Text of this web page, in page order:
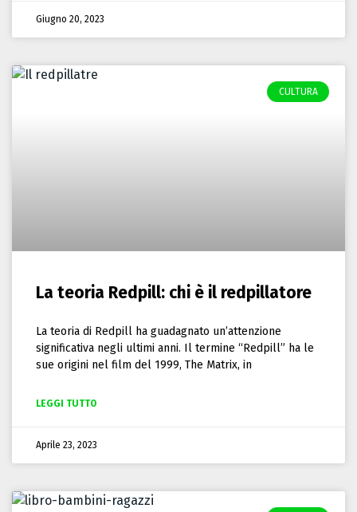
Giugno 20, 2023
CULTURA
La teoria Redpill: chi è il redpillatore
La teoria di Redpill ha guadagnato un’attenzione
significativa negli ultimi anni. Il termine “Redpill” ha le
sue origini nel film del 1999, The Matrix, in
LEGGI TUTTO
Aprile 23, 2023